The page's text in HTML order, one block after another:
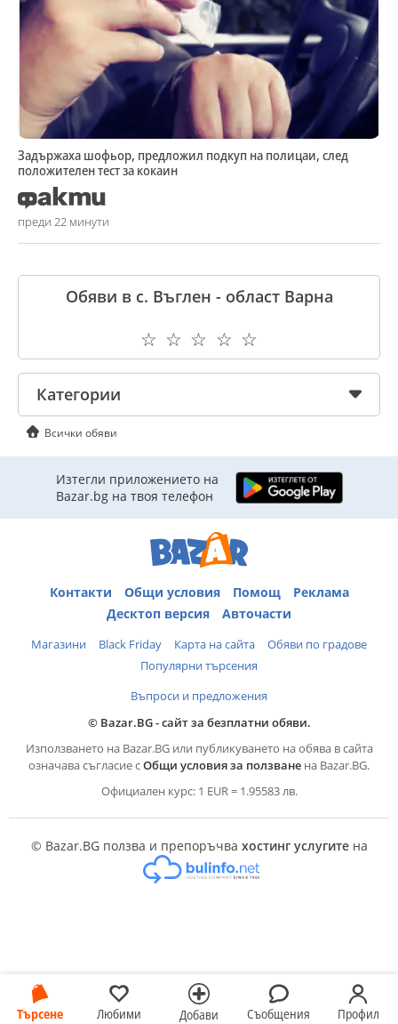
Търсене Любими Добави Съобщения Профил
Задържаха шофьор, предложил подкуп на полицаи, след
положителен тест за кокаин
преди 22 минути
Обяви в с. Въглен - област Варна
☆
☆
☆
☆
☆
Категории
Всички обяви
Изтегли приложението на
Bazar.bg на твоя телефон
Контакти Общи условия Помощ
Реклама
Десктоп версия
Авточасти
Магазини Black Friday Карта на сайта
Обяви по градове
Популярни търсения
Въпроси и предложения
© Bazar.BG - сайт за безплатни обяви.
Използването на Bazar.BG или публикуването на обява в сайта
означава съгласие сОбщи условия за ползване на Bazar.BG.
Официален курс: 1 EUR = 1.95583 лв.
© Bazar.BG ползва и препоръчва хостинг услугитена